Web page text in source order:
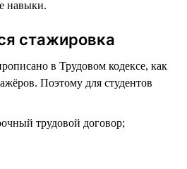
навыки.
стажировка
в Трудовом кодексе, как
Поэтому для студентов
трудовой договор;